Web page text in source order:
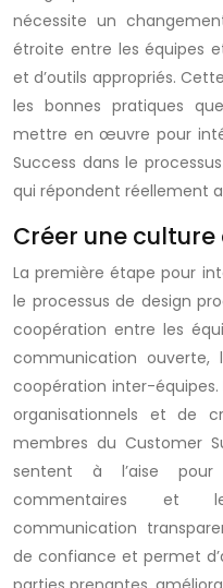
nécessite un
étroite entre les équipes
et d’outils appropriés.
les bonnes pratiques
mettre en œuvre pour
Success dans le
qui répondent réellement
Créer une
La première étape pour
le processus de design
coopération entre les
communication ouverte,
coopération inter-équipes.
organisationnels et de
membres du Customer
sentent à l’aise
commentaires et
communication
de confiance et permet